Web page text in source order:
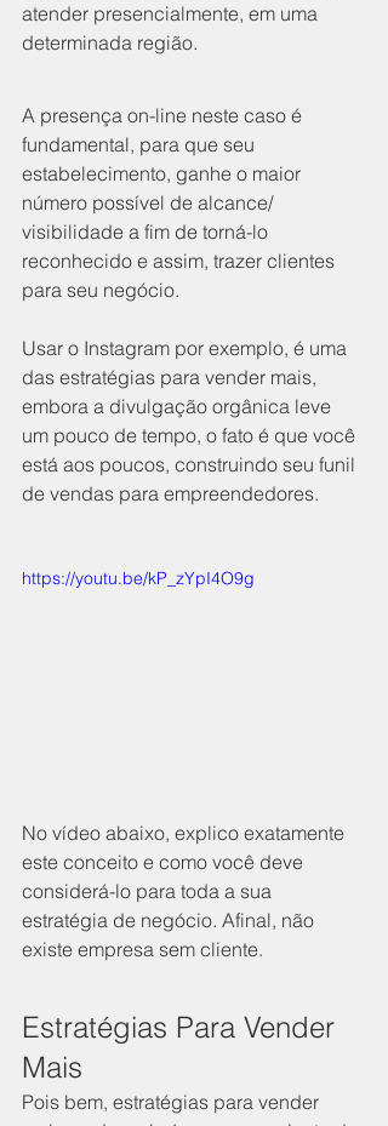
atender presencialmente, em uma
determinada região.
A presença on-line neste caso é
fundamental, para que seu
estabelecimento, ganhe o maior
número possível de alcance/
visibilidade a fim de torná-lo
reconhecido e assim, trazer clientes
para seu negócio.
Usar o Instagram por exemplo, é uma
das estratégias para vender mais,
embora a divulgação orgânica leve
um pouco de tempo, o fato é que você
está aos poucos, construindo seu funil
de vendas para empreendedores.
https://youtu.be/kP_zYpI4O9g
No vídeo abaixo, explico exatamente
este conceito e como você deve
considerá-lo para toda a sua
estratégia de negócio. Afinal, não
existe empresa sem cliente.
Estratégias Para Vender
Mais
Pois bem, estratégias para vender